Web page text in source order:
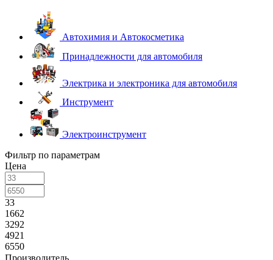
Автохимия и Автокосметика
Принадлежности для автомобиля
Электрика и электроника для автомобиля
Инструмент
Электроинструмент
Фильтр по параметрам
Цена
33
1662
3292
4921
6550
Производитель